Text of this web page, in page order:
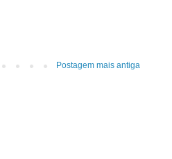
Postagem mais antiga